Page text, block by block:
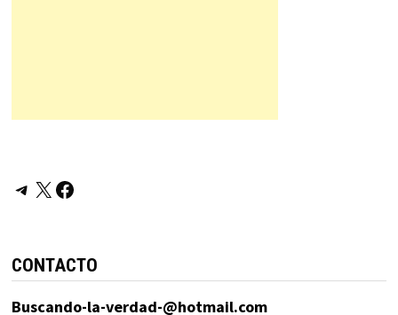
Telegram
X Facebook
CONTACTO
Buscando-la-verdad-@hotmail.com